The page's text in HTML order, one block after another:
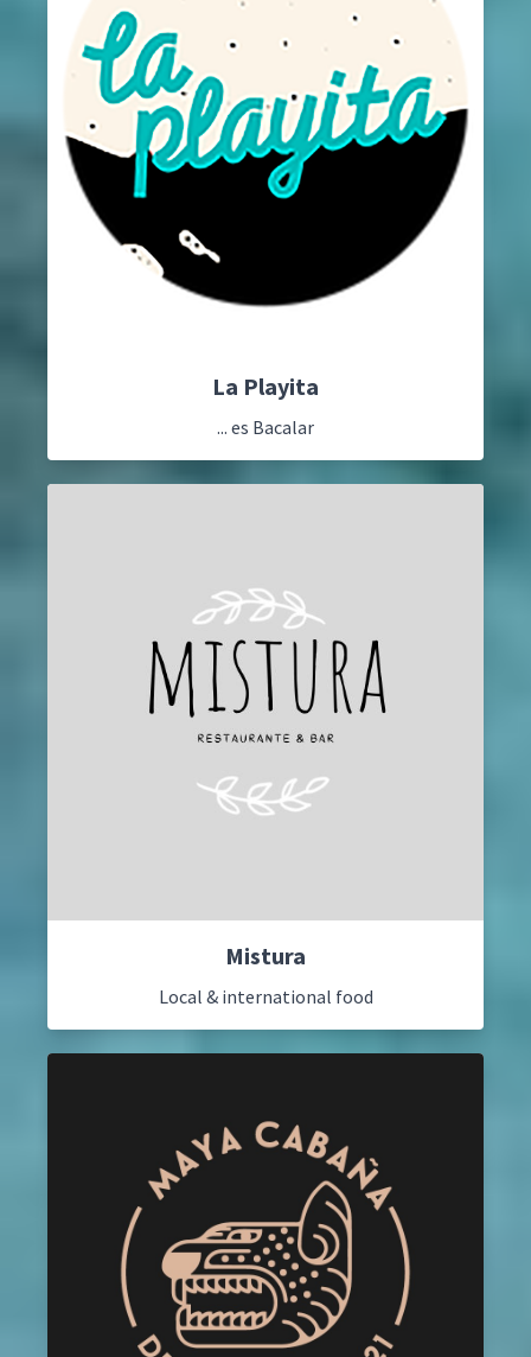
La Playita
... es Bacalar
Mistura
Local & international food